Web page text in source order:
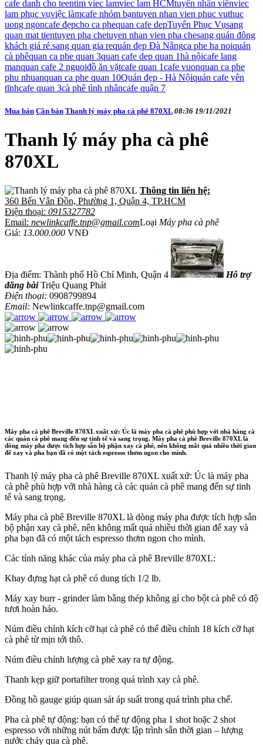
cafe danh cho teentim viec lamviec lam HCMtuyển nhân viênviec
lam phục vụviệc làmcafe nhóm bạntuyen nhan vien phuc vuthuc
uong ngoncafe đẹpcho ca phequan cafe depTuyển Phục Vụsang
quan mat tientuyen pha chetuyen nhan vien pha chesang quán đông
khách giá rẻ.sang quan gia requán đẹp Đà Nẵngca phe ha noiquán
cà phêquan ca phe quan 3quan cafe dep quan 1hà nộicafe lang
manquan cafe 2 nguoiđồ ăn vặtcafe quan 1cafe vuonquan ca phe
phu nhuanquan ca phe quan 10Quán đẹp - Hà Nộiquán cafe yên
tĩnhcafe quan 3cà phê tình nhâncafe quận 7
Mua bán Cần bán Thanh lý máy pha cà phê 870XL 08:36 19/11/2021
Thanh lý máy pha cà phê
870XL
Thông tin liên hệ:
360 Bến Vân Đồn, Phường 1, Quận 4, TP.HCM
Điện thoại: 0915327782
Email: newlinkcaffe.tnp@gmail.comLoại Máy pha cà phê
Giá: 13.000.000 VNĐ
Địa điểm: Thành phố Hồ Chí Minh, Quận 4
Hỗ trợ
đăng bàiTriệu Quang Phát
Điện thoại: 0908799894
Email: Newlinkcaffe.tnp@gmail.com
Máy pha cà phê Breville 870XL xuất xứ: Úc là máy pha cà phê phù hợp với nhà hàng cà
các quán cà phê mang đến sự tinh tế và sang trọng. Máy pha cà phê Breville 870XL là
dòng máy pha được tích hợp sẵn bộ phận xay cà phê, nên không mất quá nhiều thời gian
để xay và pha bạn đã có một tách espresso thơm ngon cho mình.
Thanh lý máy pha cà phê Breville 870XL xuất xứ: Úc là máy pha
cà phê phù hợp với nhà hàng cà các quán cà phê mang đến sự tinh
tế và sang trọng.
Máy pha cà phê Breville 870XL là dòng máy pha được tích hợp sẵn
bộ phận xay cà phê, nên không mất quá nhiều thời gian để xay và
pha bạn đã có một tách espresso thơm ngon cho mình.
Các tính năng khác của máy pha cà phê Breville 870XL:
Khay đựng hạt cà phê có dung tích 1/2 lb.
Máy xay burr - grinder làm bằng thép không gỉ cho bột cà phê có độ
tươi hoàn hảo.
Núm điều chỉnh kích cỡ hạt cà phê có thể điều chỉnh 18 kích cỡ hạt
cà phê từ mịn tới thô.
Núm điều chỉnh lượng cà phê xay ra tự động.
Thanh kẹp giữ portafilter trong quá trình xay cà phê.
Đồng hồ gauge giúp quan sát áp suất trong quá trình pha chế.
Pha cà phê tự động: bạn có thể tự động pha 1 shot hoặc 2 shot
espresso với những nút bấm được lập trình sẵn thời gian – lượng
nước chảy qua cà phê.